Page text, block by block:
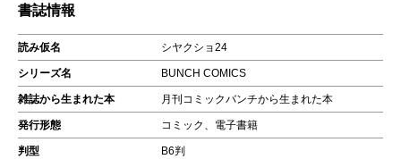
書誌情報
読み仮名 シヤクショ24
シリーズ名 BUNCH COMICS
雑誌から生まれた本 月刊コミックバンチから生まれた本
発行形態 コミック、電子書籍
判型 B6判